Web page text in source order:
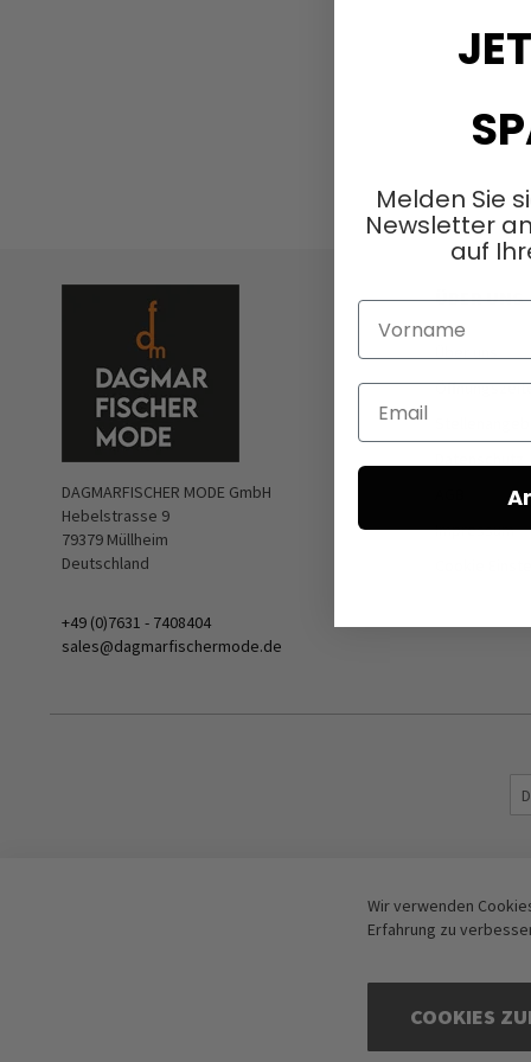
DAGMARFISCHER MODE GmbH
Hebelstrasse 9
79379 Müllheim
Deutschland
+49 (0)7631 - 7408404
sales@dagmarfischermode.de
ÜBER UNS
Impressum
Wir verwenden
Erfahrung zu
COOKIES
Melden Sie
Newsletter
auf
Vorname
Email